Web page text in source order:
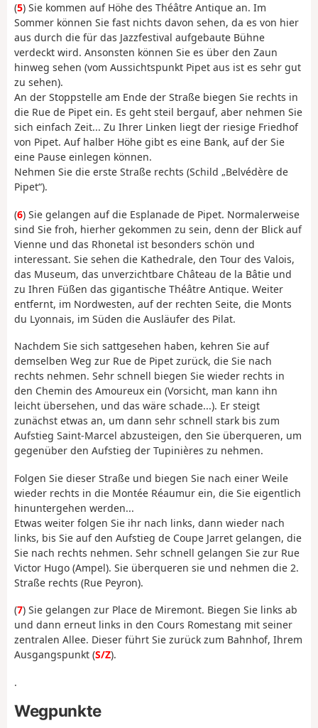
(5) Sie kommen auf Höhe des Théâtre Antique an. Im
Sommer können Sie fast nichts davon sehen, da es von hier
aus durch die für das Jazzfestival aufgebaute Bühne
verdeckt wird. Ansonsten können Sie es über den Zaun
hinweg sehen (vom Aussichtspunkt Pipet aus ist es sehr gut
zu sehen).
An der Stoppstelle am Ende der Straße biegen Sie rechts in
die Rue de Pipet ein. Es geht steil bergauf, aber nehmen Sie
sich einfach Zeit... Zu Ihrer Linken liegt der riesige Friedhof
von Pipet. Auf halber Höhe gibt es eine Bank, auf der Sie
eine Pause einlegen können.
Nehmen Sie die erste Straße rechts (Schild „Belvédère de
Pipet“).
(6) Sie gelangen auf die Esplanade de Pipet. Normalerweise
sind Sie froh, hierher gekommen zu sein, denn der Blick auf
Vienne und das Rhonetal ist besonders schön und
interessant. Sie sehen die Kathedrale, den Tour des Valois,
das Museum, das unverzichtbare Château de la Bâtie und
zu Ihren Füßen das gigantische Théâtre Antique. Weiter
entfernt, im Nordwesten, auf der rechten Seite, die Monts
du Lyonnais, im Süden die Ausläufer des Pilat.
Nachdem Sie sich sattgesehen haben, kehren Sie auf
demselben Weg zur Rue de Pipet zurück, die Sie nach
rechts nehmen. Sehr schnell biegen Sie wieder rechts in
den Chemin des Amoureux ein (Vorsicht, man kann ihn
leicht übersehen, und das wäre schade...). Er steigt
zunächst etwas an, um dann sehr schnell stark bis zum
Aufstieg Saint-Marcel abzusteigen, den Sie überqueren, um
gegenüber den Aufstieg der Tupinières zu nehmen.
Folgen Sie dieser Straße und biegen Sie nach einer Weile
wieder rechts in die Montée Réaumur ein, die Sie eigentlich
hinuntergehen werden...
Etwas weiter folgen Sie ihr nach links, dann wieder nach
links, bis Sie auf den Aufstieg de Coupe Jarret gelangen, die
Sie nach rechts nehmen. Sehr schnell gelangen Sie zur Rue
Victor Hugo (Ampel). Sie überqueren sie und nehmen die 2.
Straße rechts (Rue Peyron).
(7) Sie gelangen zur Place de Miremont. Biegen Sie links ab
und dann erneut links in den Cours Romestang mit seiner
zentralen Allee. Dieser führt Sie zurück zum Bahnhof, Ihrem
Ausgangspunkt (S/Z).
.
Wegpunkte